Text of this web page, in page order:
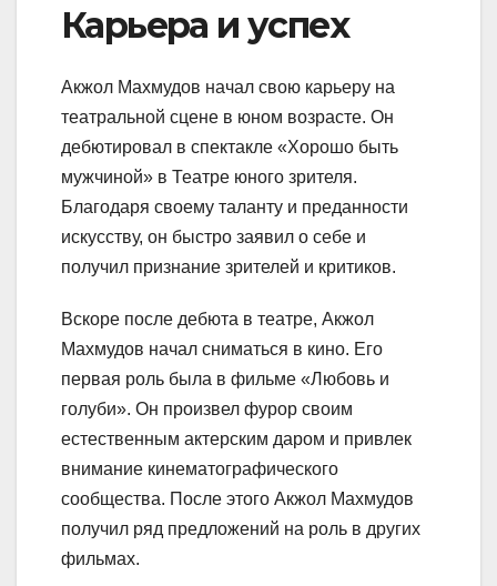
Карьера и успех
Акжол Махмудов начал свою карьеру на
театральной сцене в юном возрасте. Он
дебютировал в спектакле «Хорошо быть
мужчиной» в Театре юного зрителя.
Благодаря своему таланту и преданности
искусству, он быстро заявил о себе и
получил признание зрителей и критиков.
Вскоре после дебюта в театре, Акжол
Махмудов начал сниматься в кино. Его
первая роль была в фильме «Любовь и
голуби». Он произвел фурор своим
естественным актерским даром и привлек
внимание кинематографического
сообщества. После этого Акжол Махмудов
получил ряд предложений на роль в других
фильмах.